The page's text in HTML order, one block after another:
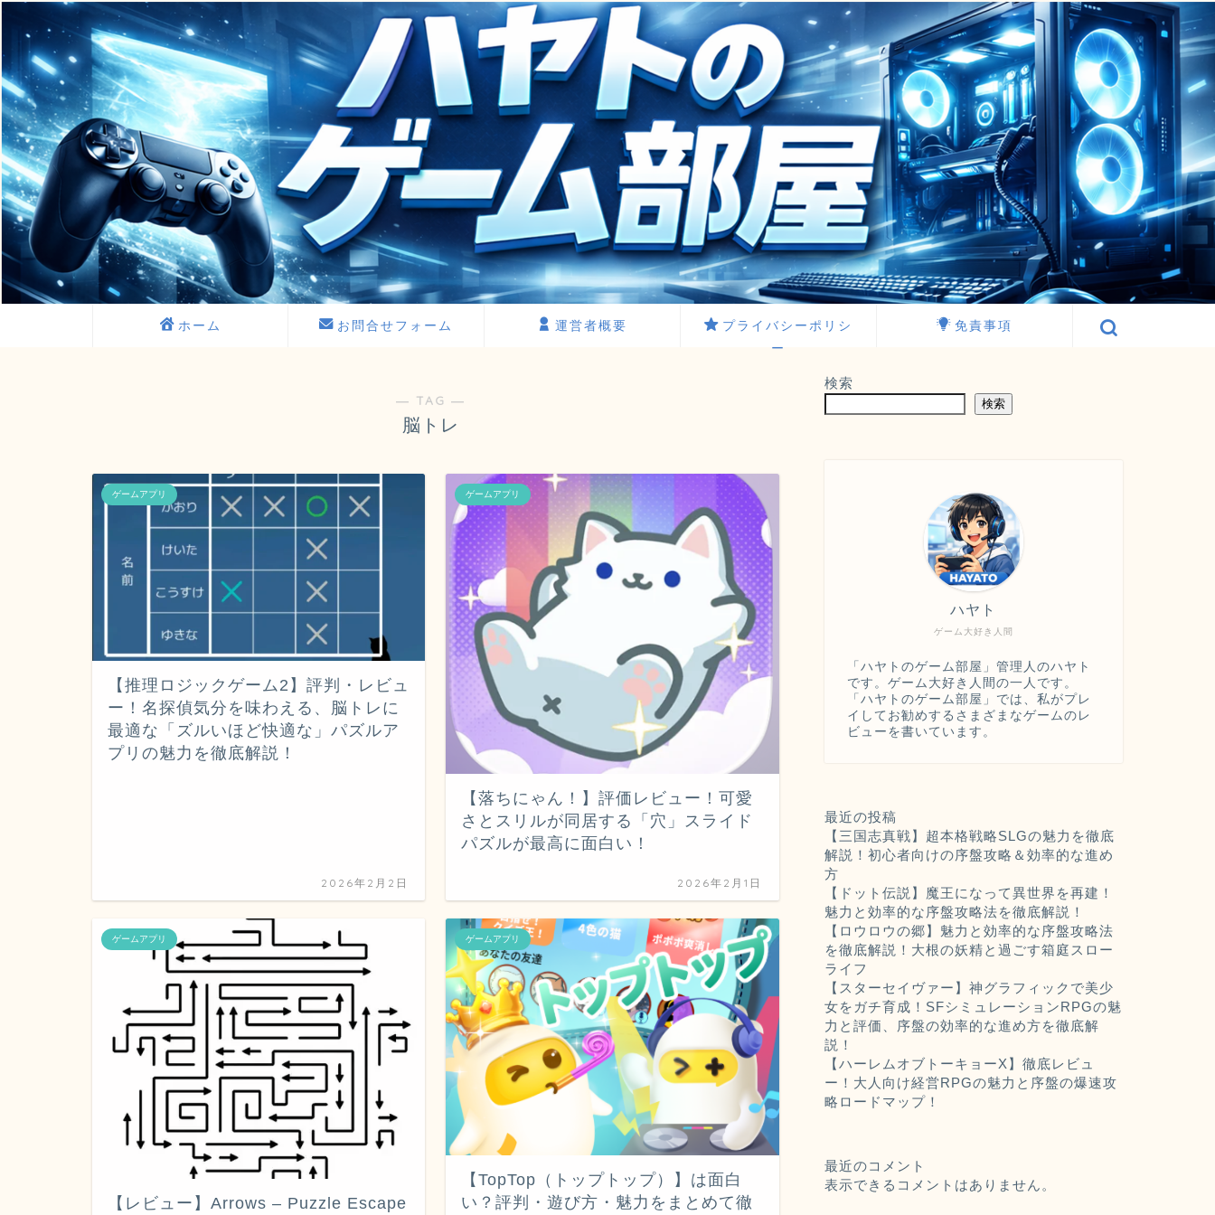
ホーム お問合せフォーム 運営者概要
プライバシーポリシ
ー
免責事項
― TAG ―
脳トレ
ゲームアプリ
【推理ロジックゲーム2】評判・レビュ
ー！名探偵気分を味わえる、脳トレに
最適な「ズルいほど快適な」パズルア
プリの魅力を徹底解説！
2026年2月2日
ゲームアプリ
【落ちにゃん！】評価レビュー！可愛
さとスリルが同居する「穴」スライド
パズルが最高に面白い！
2026年2月1日
ゲームアプリ
【レビュー】Arrows – Puzzle Escape
ゲームアプリ
【TopTop（トップトップ）】は面白
い？評判・遊び方・魅力をまとめて徹
検索
検索
ゲーム大好き人間
ハヤト
「ハヤトのゲーム部屋」管理人のハヤト
です。ゲーム大好き人間の一人です。
「ハヤトのゲーム部屋」では、私がプレ
イしてお勧めするさまざまなゲームのレ
ビューを書いています。
最近の投稿
【三国志真戦】超本格戦略SLGの魅力を徹底
解説！初心者向けの序盤攻略＆効率的な進め
方
【ドット伝説】魔王になって異世界を再建！
魅力と効率的な序盤攻略法を徹底解説！
【ロウロウの郷】魅力と効率的な序盤攻略法
を徹底解説！大根の妖精と過ごす箱庭スロー
ライフ
【スターセイヴァー】神グラフィックで美少
女をガチ育成！SFシミュレーションRPGの魅
力と評価、序盤の効率的な進め方を徹底解
説！
【ハーレムオブトーキョーX】徹底レビュ
ー！大人向け経営RPGの魅力と序盤の爆速攻
略ロードマップ！
最近のコメント
表示できるコメントはありません。